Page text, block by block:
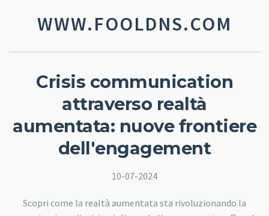
WWW.FOOLDNS.COM
Crisis communication
attraverso realtà
aumentata: nuove frontiere
dell'engagement
10-07-2024
Scopri come la realtà aumentata sta rivoluzionando la